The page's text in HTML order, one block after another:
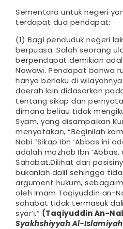
Sementara untuk negeri
terdapat dua pendapat:
(1) Bagi penduduk negeri
berpuasa. Salah seorang
berpendapat demikian
Nawawi. Pendapat bahwa
hanya berlaku di
daerah lain didasarkan
tentang sikap dan
dimana beliau tidak
Syam, yang disampaikan
menyatakan, “Beginilah
Nabi.”Sikap Ibn ‘Abbas ini
adalah mazhab Ibn
Sahabat.Dilihat dari
bukanlah dalil sehingga
argument hukum,
oleh Imam Taqiyuddin an-
sahabat tidak termasuk
syar’i.” (Taqiyuddin An-
Syakhshiyyah Al-Islamiyah